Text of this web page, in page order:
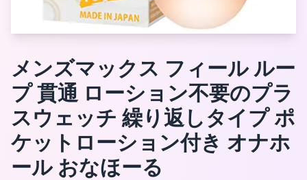
メンズマックス フィール ルー
プ 貫通 ローション不要のプラ
スウェッチ 繰り返しタイプ ポ
ケットローション付き オナホ
ール おなほーる